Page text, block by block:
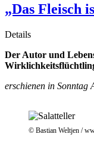
„Das Fleisch
Details
Der Autor und
erschienen in Sonntag
© Bastian Weltjen /